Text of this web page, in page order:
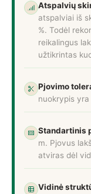
Atspalvių
atspalviai iš
%. Todėl
reikalingus
užtikrintas
Pjovimo
nuokrypis
Standartinis
m. Pjovus
atviras dėl
Vidinė